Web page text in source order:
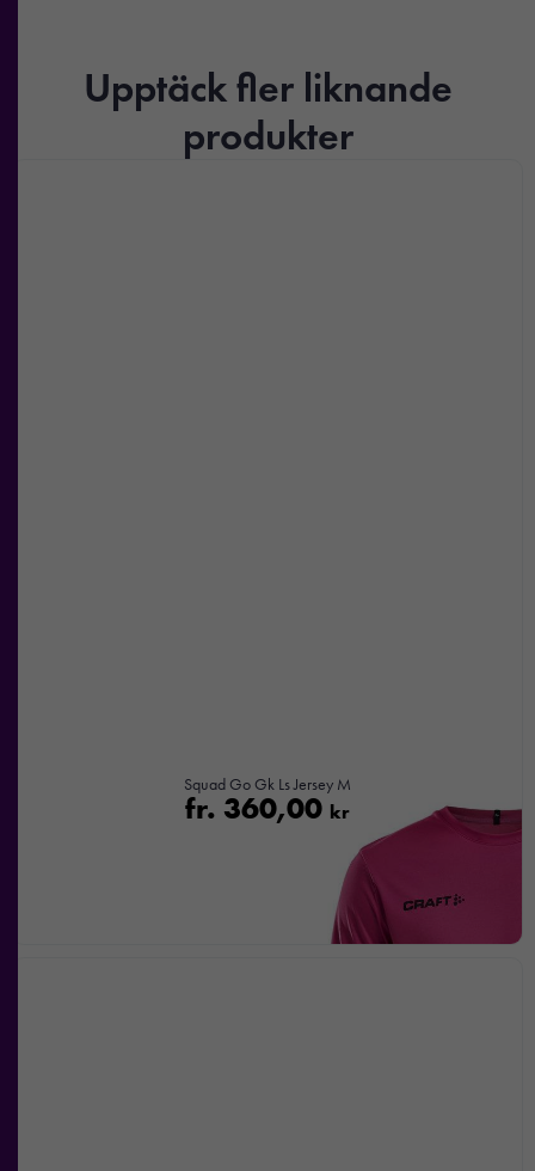
Upptäck fler liknande
produkter
Squad Go Gk Ls Jersey M
fr. 360,00 kr